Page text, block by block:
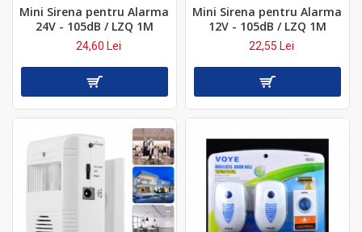
Mini Sirena pentru Alarma
24V - 105dB / LZQ 1M
24,60 Lei
Mini Sirena pentru Alarma
12V - 105dB / LZQ 1M
22,55 Lei